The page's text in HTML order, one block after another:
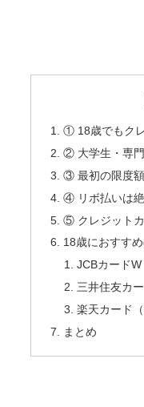
① 18歳でもク
② 大学生・専
③ 最初の限度
④ リボ払いは絶
⑤ クレジット
18歳におすす
JCBカードW
三井住友カー
楽天カード
まとめ